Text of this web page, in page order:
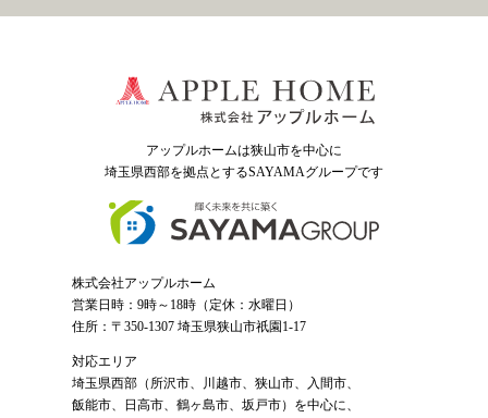
アップルホームは狭山市を中心に
埼玉県西部を拠点とするSAYAMAグループです
株式会社アップルホーム
営業日時：9時～18時（定休：水曜日）
住所：〒350-1307 埼玉県狭山市祇園1-17
対応エリア
埼玉県西部（ 所沢市、 川越市、狭山市、入間市、
飯能市、日高市、鶴ヶ島市、坂戸市）を中心に、